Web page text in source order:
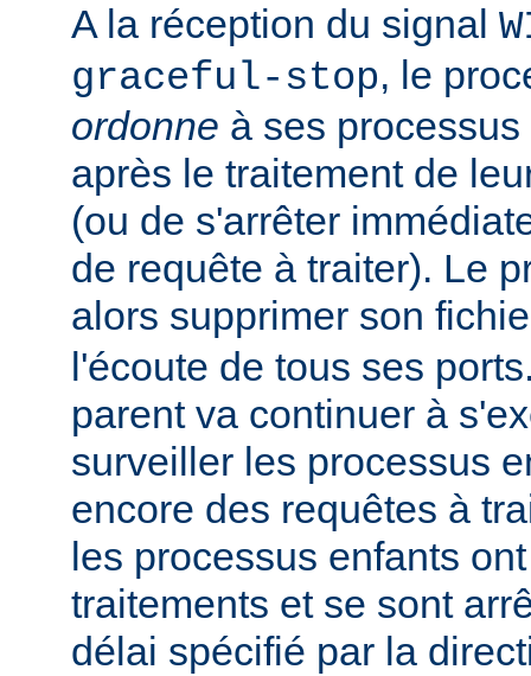
A la réception du signal
graceful-stop, le
ordonne à ses
après le traitement de
(ou de s'arrêter
de requête à traiter). Le
alors supprimer son
l'écoute de tous ses
parent va continuer à
surveiller les processus
encore des requêtes à
les processus enfants
traitements et se sont
délai spécifié par la